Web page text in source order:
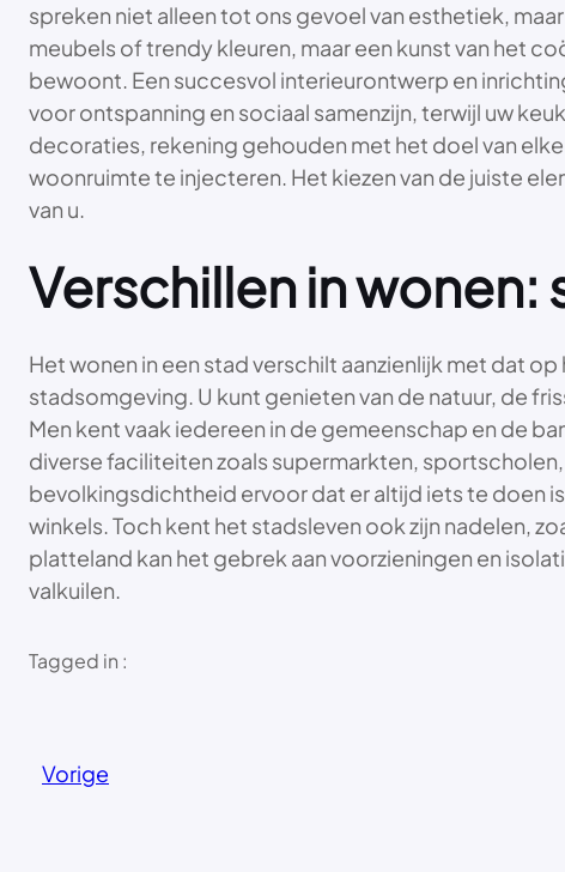
spreken niet alleen tot ons gevoel van esthetiek,
meubels of trendy kleuren, maar een kunst van het
bewoont. Een succesvol interieurontwerp en
voor ontspanning en sociaal samenzijn, terwijl uw
decoraties, rekening gehouden met het doel van
woonruimte te injecteren. Het kiezen van de juiste
van u.
Verschillen in
Het wonen in een stad verschilt aanzienlijk met dat
stadsomgeving. U kunt genieten van de natuur, de
Men kent vaak iedereen in de gemeenschap en de
diverse faciliteiten zoals supermarkten,
bevolkingsdichtheid ervoor dat er altijd iets te doen
winkels. Toch kent het stadsleven ook zijn nadelen,
platteland kan het gebrek aan voorzieningen en
valkuilen.
Tagged in :
Vorige